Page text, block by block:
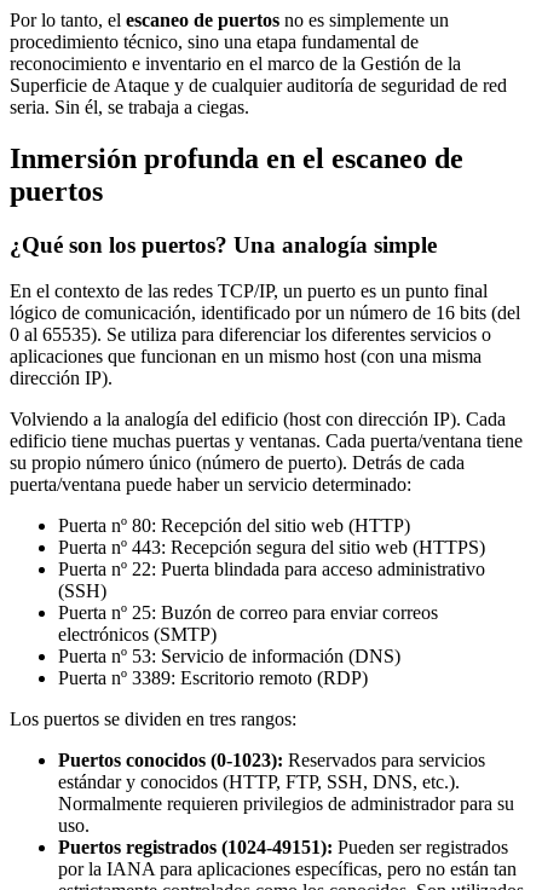
Por lo tanto, el escaneo de puertos no es simplemente un
procedimiento técnico, sino una etapa fundamental de
reconocimiento e inventario en el marco de la Gestión de la
Superficie de Ataque y de cualquier auditoría de seguridad de red
seria. Sin él, se trabaja a ciegas.
Inmersión profunda en el escaneo de
puertos
¿Qué son los puertos? Una analogía simple
En el contexto de las redes TCP/IP, un puerto es un punto final
lógico de comunicación, identificado por un número de 16 bits (del
0 al 65535). Se utiliza para diferenciar los diferentes servicios o
aplicaciones que funcionan en un mismo host (con una misma
dirección IP).
Volviendo a la analogía del edificio (host con dirección IP). Cada
edificio tiene muchas puertas y ventanas. Cada puerta/ventana tiene
su propio número único (número de puerto). Detrás de cada
puerta/ventana puede haber un servicio determinado:
Puerta nº 80: Recepción del sitio web (HTTP)
Puerta nº 443: Recepción segura del sitio web (HTTPS)
Puerta nº 22: Puerta blindada para acceso administrativo
(SSH)
Puerta nº 25: Buzón de correo para enviar correos
electrónicos (SMTP)
Puerta nº 53: Servicio de información (DNS)
Puerta nº 3389: Escritorio remoto (RDP)
Los puertos se dividen en tres rangos:
Puertos conocidos (0-1023): Reservados para servicios
estándar y conocidos (HTTP, FTP, SSH, DNS, etc.).
Normalmente requieren privilegios de administrador para su
uso.
Puertos registrados (1024-49151): Pueden ser registrados
por la IANA para aplicaciones específicas, pero no están tan